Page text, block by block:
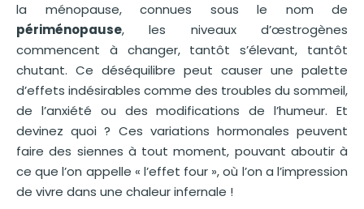
la ménopause, connues sous le nom de
périménopause, les niveaux d’œstrogènes
commencent à changer, tantôt s’élevant, tantôt
chutant. Ce déséquilibre peut causer une palette
d’effets indésirables comme des troubles du sommeil,
de l’anxiété ou des modifications de l’humeur. Et
devinez quoi ? Ces variations hormonales peuvent
faire des siennes à tout moment, pouvant aboutir à
ce que l’on appelle « l’effet four », où l’on a l’impression
de vivre dans une chaleur infernale !